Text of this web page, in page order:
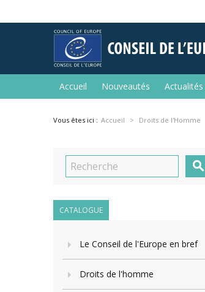
Accueil Nouveautés Actualités
Vous êtes ici : Accueil Droits de l'Homme

CATALOGUE
Le Conseil de l'Europe en bref
Droits de l'homme